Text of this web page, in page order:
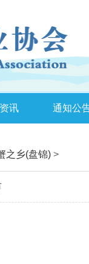
讯 通知公
之乡(盘锦) >